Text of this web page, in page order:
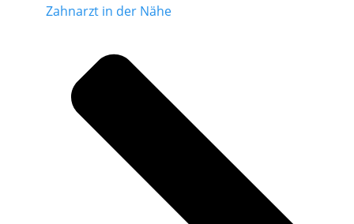
Zahnarzt in der Nähe